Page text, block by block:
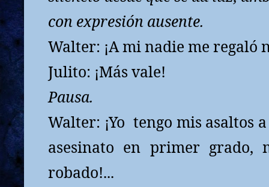
con expresión ausente.
Walter: ¡A mi nadie me regaló
Julito: ¡Más vale!
Pausa.
Walter: ¡Yo tengo mis asaltos
asesinato en primer grado,
robado!...